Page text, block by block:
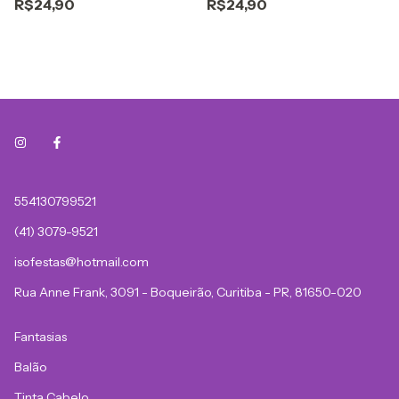
R$24,90 R$24,90
554130799521
(41) 3079-9521
isofestas@hotmail.com
Rua Anne Frank, 3091 - Boqueirão, Curitiba - PR, 81650-020
Fantasias
Balão